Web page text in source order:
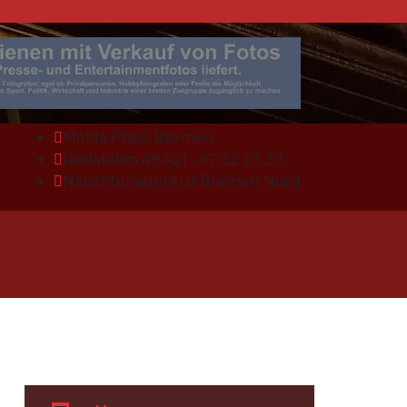
MeMa Press Bremen
Redaktion 49 421 - 67 32 27 39
Narichtenagentur Bremen Nord